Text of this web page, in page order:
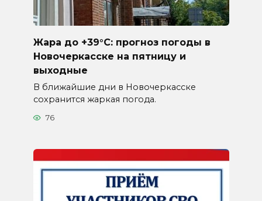
Жара до +39°C: прогноз погоды в
Новочеркасске на пятницу и
выходные
В ближайшие дни в Новочеркасске
сохранится жаркая погода.
76